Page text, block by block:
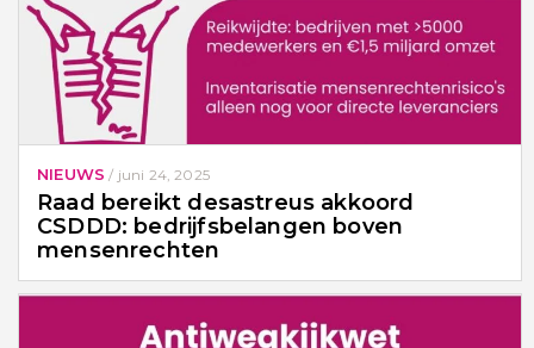
NIEUWS / juni 24, 2025
Raad bereikt desastreus akkoord
CSDDD: bedrijfsbelangen boven
mensenrechten